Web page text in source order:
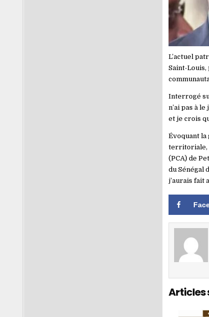
L’actuel
Saint-
Interrogé
n’ai pas à
et je crois
Évoquant la
territoriale,
(PCA) de
du Sénégal
j’aurais fait
Articles